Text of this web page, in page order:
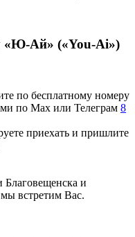
«Ю-Ай» («You-Ai»)
по бесплатному номеру
по Max или Телеграм 8
приехать и пришлите
Благовещенска и
встретим Вас.